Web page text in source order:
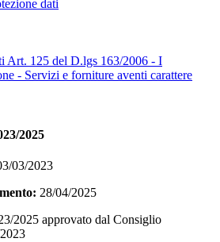
dati
Art. 125 del D.lgs 163/2006 - I
- Servizi e forniture aventi carattere
2025
03/2023
28/04/2025
2025 approvato dal Consiglio